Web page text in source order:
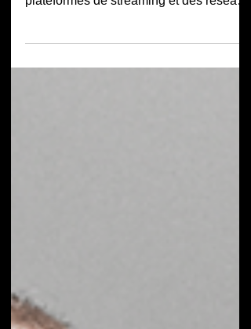
au gré des recommandations des
sociaux. D'autres naissent d'une